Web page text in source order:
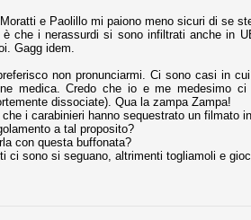
e Paolillo mi paiono meno sicuri di se
è che i nerassurdi si sono infiltrati anche in
Gagg idem.
non pronunciarmi. Ci sono casi in
medica. Credo che io e me medesimo
dissociate). Qua la zampa Zampa!
che i carabinieri hanno sequestrato un filmato
a tal proposito?
con questa buffonata?
ci sono si seguano, altrimenti togliamoli e
A
delle liste.
di ammortamento + ingaggio lordo annuo. La
il 70 % del fatturato al netto delle